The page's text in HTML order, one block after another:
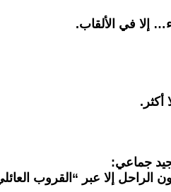
إلا في الألقاب.
أكثر.
جماعي:
الراحل إلا عبر “القروب